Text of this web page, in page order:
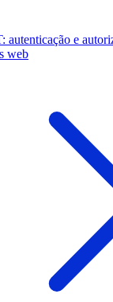
autenticação e
web